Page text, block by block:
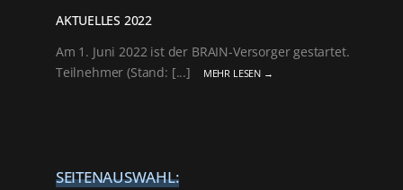
AKTUELLES 2022
Am 1. Juni 2022 ist der BRAIN-Versorger gestartet.
Teilnehmer (Stand: [...]
MEHR LESEN →
SEITENAUSWAHL: